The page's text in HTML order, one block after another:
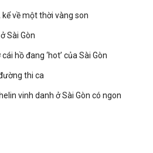
kể về một thời vàng son
Sài Gòn
hồ đang ‘hot’ của Sài Gòn
thi ca
vinh danh ở Sài Gòn có ngon